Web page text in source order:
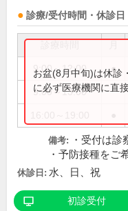
診療/受付時間・休診日
9:00～12:00 ●
9:00～13:00
お盆(8月中旬)は休診
に必ず医療機関に直
備考:
・受付は診
・予防接種をご
休診日: 水、日、祝
初診受付